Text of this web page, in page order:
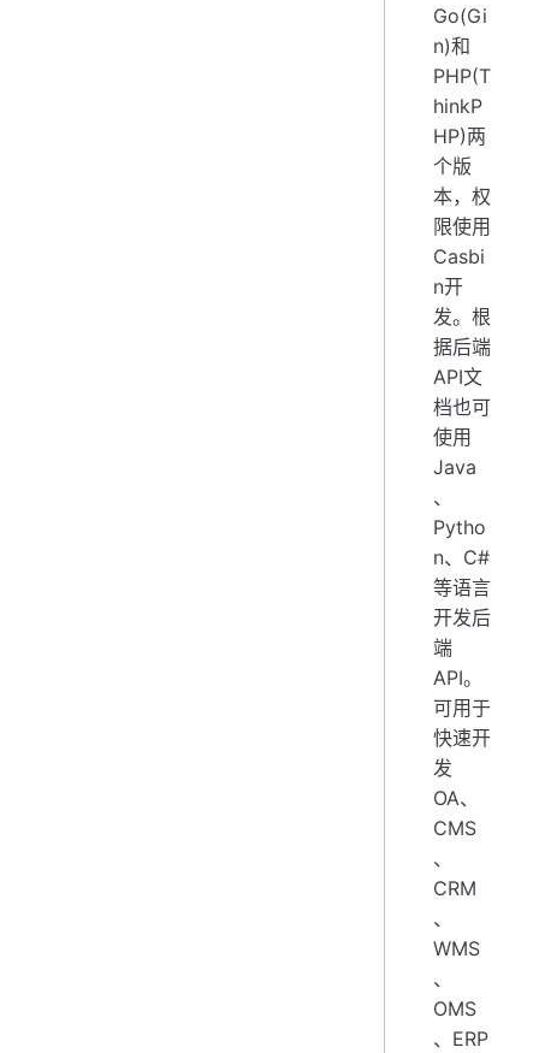
Go(Gi
n)和
PHP(T
hinkP
HP)两
个版
本，权
限使用
Casbi
n开
发。根
据后端
API文
档也可
使用
Java
、
Pytho
n、C#
等语言
开发后
端
API。
可用于
快速开
发
OA、
CMS
、
CRM
、
WMS
、
OMS
、ERP